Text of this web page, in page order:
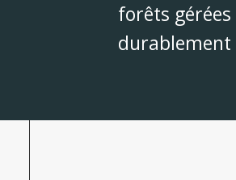
forêts gérées
durablement